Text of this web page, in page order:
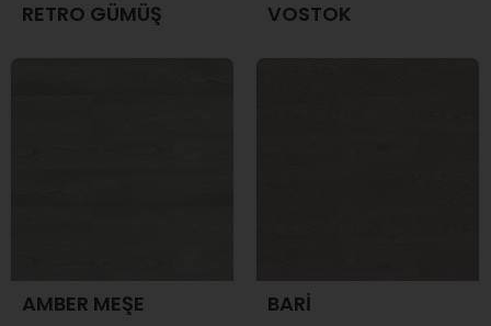
RETRO GÜMÜŞ VOSTOK
AMBER MEŞE BARİ